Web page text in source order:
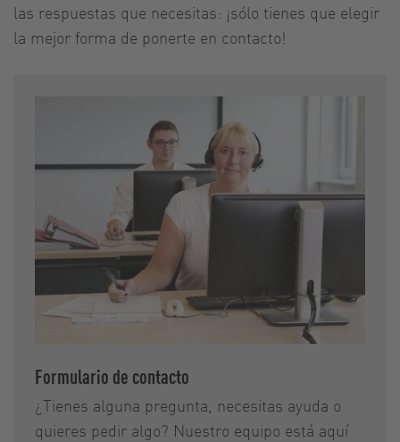
las respuestas que necesitas: ¡sólo tienes que elegir
la mejor forma de ponerte en contacto!
Formulario de contacto
¿Tienes alguna pregunta, necesitas ayuda o
quieres pedir algo? Nuestro equipo está aquí